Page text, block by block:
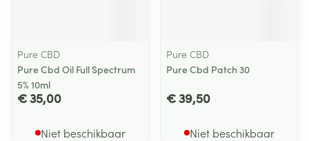
Pure CBD
Pure Cbd Oil Full Spectrum
5% 10ml
€ 35,00
Niet beschikbaar
Pure CBD
Pure Cbd Patch 30
€ 39,50
Niet beschikbaar